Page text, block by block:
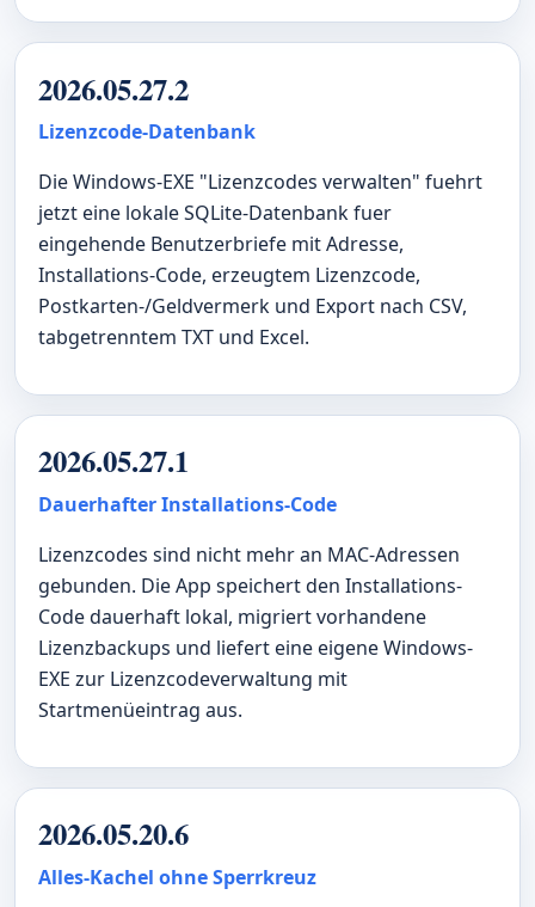
2026.05.27.2
Lizenzcode-Datenbank
Die Windows-EXE "Lizenzcodes verwalten" fuehrt
jetzt eine lokale SQLite-Datenbank fuer
eingehende Benutzerbriefe mit Adresse,
Installations-Code, erzeugtem Lizenzcode,
Postkarten-/Geldvermerk und Export nach CSV,
tabgetrenntem TXT und Excel.
2026.05.27.1
Dauerhafter Installations-Code
Lizenzcodes sind nicht mehr an MAC-Adressen
gebunden. Die App speichert den Installations-
Code dauerhaft lokal, migriert vorhandene
Lizenzbackups und liefert eine eigene Windows-
EXE zur Lizenzcodeverwaltung mit
Startmenüeintrag aus.
2026.05.20.6
Alles-Kachel ohne Sperrkreuz